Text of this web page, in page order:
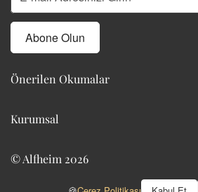
Abone Olun
Önerilen Okumalar
Veba Doktorunun Maskesi Korkunun
“Koku -Scent- L’odeur- Il Profumo”
Parfüm Notaları: Bir Kokunun
Kurumsal
İletişim
© Alfheim 2026
Bu site tüm tüketiciler için